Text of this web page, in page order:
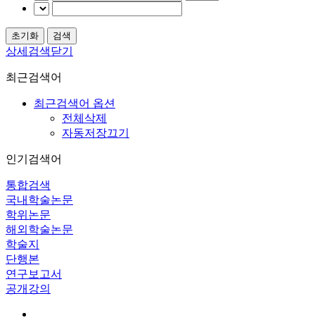
상세검색닫기
최근검색어
최근검색어 옵션
전체삭제
자동저장끄기
인기검색어
통합검색
국내학술논문
학위논문
해외학술논문
학술지
단행본
연구보고서
공개강의